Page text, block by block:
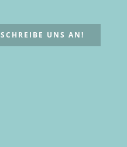
SCHREIBE UNS AN!